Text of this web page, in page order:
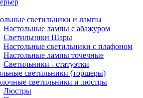
светильники и лампы
Настольные лампы с абажуром
Светильники Шары
Настольные светильники с плафоном
Настольные лампы точечные
Светильники - статуэтки
светильники (торшеры)
светильники и люстры
Люстры